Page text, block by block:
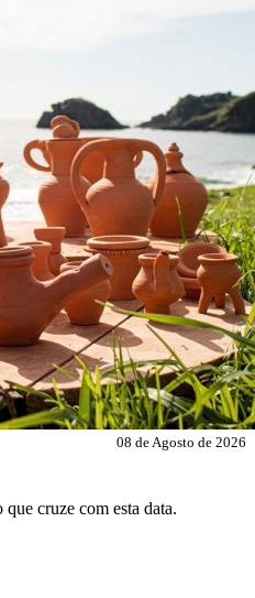
08 de Agosto de 2026
cruze com esta data.